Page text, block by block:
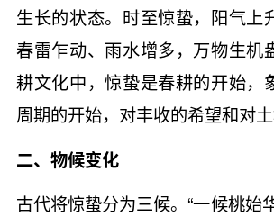
生长的状态。时至惊蛰，阳气上
春雷乍动、雨水增多，万物生机
耕文化中，惊蛰是春耕的开始，
周期的开始，对丰收的希望和对土
二、物候变化
古代将惊蛰分为三候。“一候桃始